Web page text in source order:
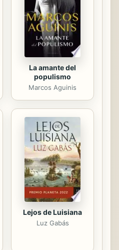
su inocencia, se
la única persona que
La amante del
populismo
Marcos Aguinis
Lejos de Luisiana
Luz Gabás